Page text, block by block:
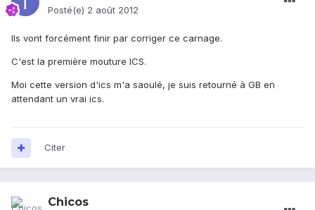
Posté(e) 2 août 2012
Ils vont forcément finir par corriger ce carnage.
C'est la première mouture ICS.
Moi cette version d'ics m'a saoulé, je suis retourné à GB en
attendant un vrai ics.
Citer
Chicos